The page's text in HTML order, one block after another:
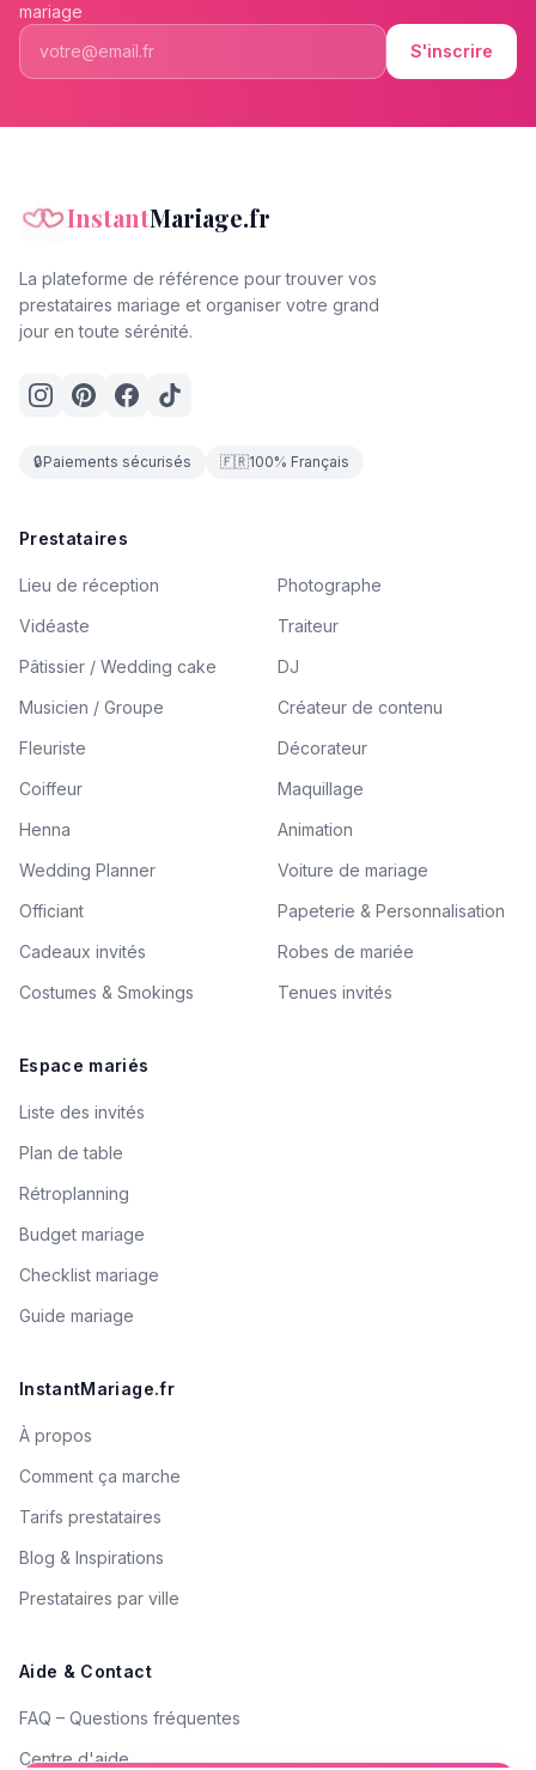
mariage
S'inscrire
InstantMariage.fr
La plateforme de référence pour trouver vos
prestataires mariage et organiser votre grand
jour en toute sérénité.
🔒Paiements sécurisés 🇫🇷100% Français
Prestataires
Lieu de réception
Photographe
Vidéaste
Traiteur
Pâtissier / Wedding cake
DJ
Musicien / Groupe
Créateur de contenu
Fleuriste
Décorateur
Coiffeur
Maquillage
Henna
Animation
Wedding Planner
Voiture de mariage
Officiant
Papeterie & Personnalisation
Cadeaux invités
Robes de mariée
Costumes & Smokings
Tenues invités
Espace mariés
Liste des invités
Plan de table
Rétroplanning
Budget mariage
Checklist mariage
Guide mariage
InstantMariage.fr
À propos
Comment ça marche
Tarifs prestataires
Blog & Inspirations
Prestataires par ville
Aide & Contact
FAQ – Questions fréquentes
Centre d'aide